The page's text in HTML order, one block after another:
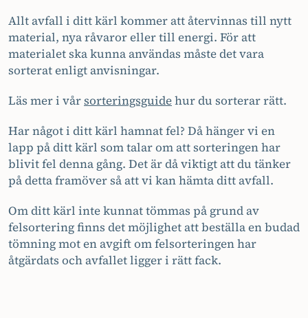
Allt avfall i ditt kärl kommer att återvinnas till nytt
material, nya råvaror eller till energi. För att
materialet ska kunna användas måste det vara
sorterat enligt anvisningar.
Läs mer i vårsorteringsguidehur du sorterar rätt.
Har något i ditt kärl hamnat fel? Då hänger vi en
lapp på ditt kärl som talar om att sorteringen har
blivit fel denna gång. Det är då viktigt att du tänker
på detta framöver så att vi kan hämta ditt avfall.
Om ditt kärl inte kunnat tömmas på grund av
felsortering finns det möjlighet att beställa en budad
tömning mot en avgift om felsorteringen har
åtgärdats och avfallet ligger i rätt fack.